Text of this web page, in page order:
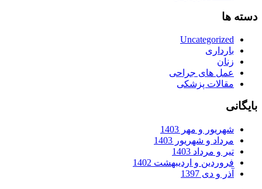
دسته ها
Uncategorized
بارداری
زنان
عمل های جراحی
مقالات پزشکی
بایگانی
شهریور و مهر 1403
مرداد و شهریور 1403
تیر و مرداد 1403
فروردین و اردیبهشت 1402
آذر و دی 1397